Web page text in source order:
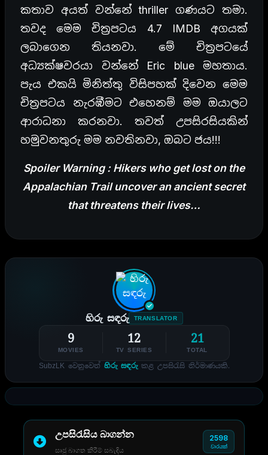
කතාව අයත් වන්නේ thriller ගණයට තමා.
තවද මෙම චිත්‍රපටය 4.7 IMDB අගයක්
ලබාගෙන තියනවා. මේ චිත්‍රපටයේ
අධ්‍යක්ෂවරයා වන්නේ Eric blue මහතාය.
පැය එකයි මිනිත්තු විසිපහක් දිවෙන මෙම
චිත්‍රපටය නැරඹීමට එහෙනම් මම ඔයාලට
ආරාධනා කරනවා. තවත් උපසිරසියකින්
හමුවනතුරු මම නවතිනවා, ඔබට ජය!!!
Spoiler Warning : Hikers who get lost on the
Appalachian Trail uncover an ancient secret
that threatens their lives…
හිරු සඳරු TRANSLATOR
9
MOVIES
12
TV SERIES
21
TOTAL
SubzLK වෙනුවෙන් හිරු සඳරුකළ උපසිරැසි නිර්මාණයකි.
උපසිරැසිය බාගන්න
සෘජු බාගත කිරීම් සබැඳිය
2598
වාරයක්